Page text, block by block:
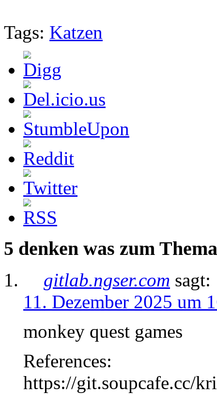
Tags: Katzen
5 denken was zum
gitlab.ngser.com sagt:
11. Dezember 2025 um
monkey quest games
References:
https://git.soupcafe.cc/